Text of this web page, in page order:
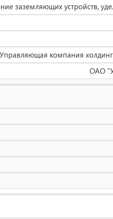
заземляющих устройств,
компания
ОАО